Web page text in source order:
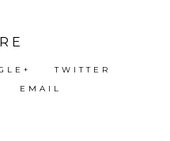
TWITTER
EMAIL